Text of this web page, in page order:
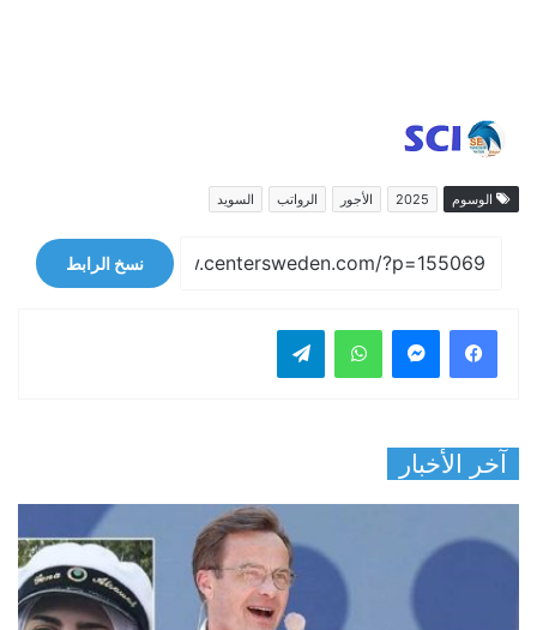
الوسوم 2025 الأجور الرواتب السويد
نسخ الرابط
فيسبوك واتساب
آخر الأخبار